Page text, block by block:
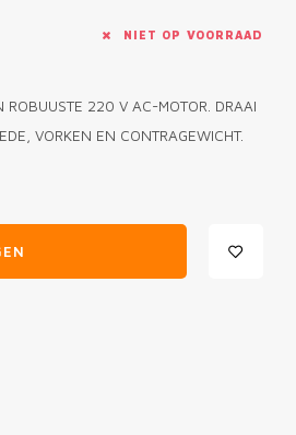
NIET OP VOORRAAD
ROBUUSTE 220 V AC-MOTOR. DRAAI
VORKEN EN CONTRAGEWICHT.